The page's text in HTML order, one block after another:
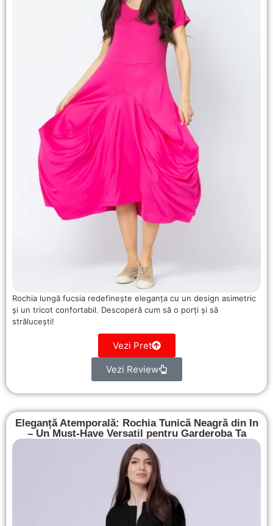
Rochia lungă fucsia redefinește eleganța cu un design asimetric
și un tricot confortabil. Descoperă cum să o porți și să
strălucești!
Vezi Pret
Vezi Review
Eleganță Atemporală: Rochia Tunică Neagră din In
– Un Must-Have Versatil pentru Garderoba Ta